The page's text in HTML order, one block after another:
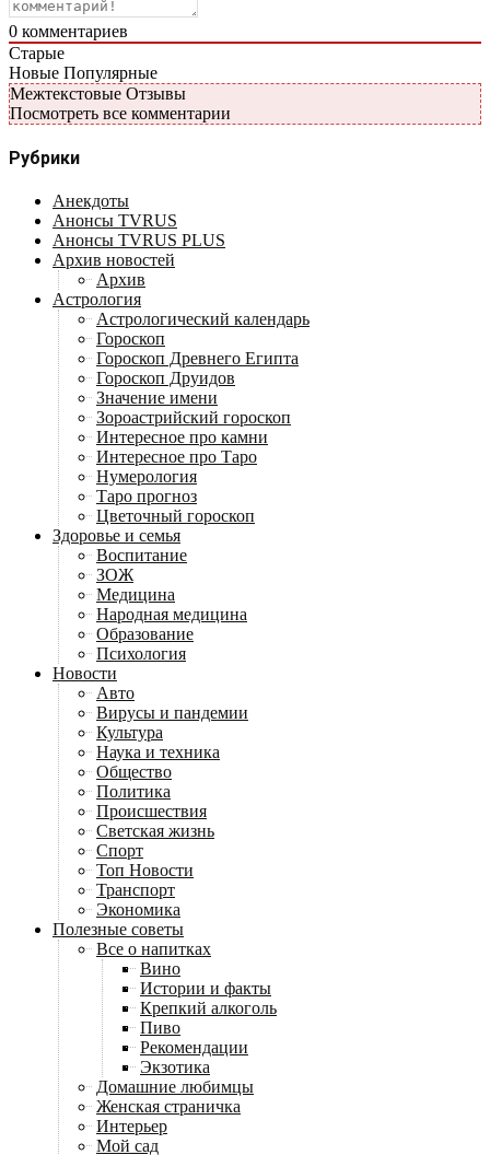
0 комментариев
Старые
Новые Популярные
Межтекстовые Отзывы
Посмотреть все комментарии
Рубрики
Анекдоты
Анонсы TVRUS
Анонсы TVRUS PLUS
Архив новостей
Архив
Астрология
Астрологический календарь
Гороскоп
Гороскоп Древнего Египта
Гороскоп Друидов
Значение имени
Зороастрийский гороскоп
Интересное про камни
Интересное про Таро
Нумерология
Таро прогноз
Цветочный гороскоп
Здоровье и семья
Воспитание
ЗОЖ
Медицина
Народная медицина
Образование
Психология
Новости
Авто
Вирусы и пандемии
Культура
Наука и техника
Общество
Политика
Происшествия
Светская жизнь
Спорт
Топ Новости
Транспорт
Экономика
Полезные советы
Все о напитках
Вино
Истории и факты
Крепкий алкоголь
Пиво
Рекомендации
Экзотика
Домашние любимцы
Женская страничка
Интерьер
Мой сад